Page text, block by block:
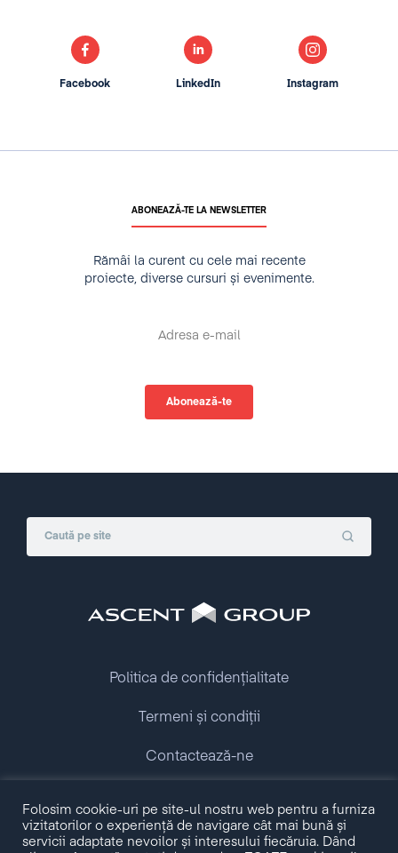
ABONEAZĂ-TE LA NEWSLETTER
Rămâi la curent cu cele mai recente
proiecte, diverse cursuri și evenimente.
Facebook LinkedIn Instagram
Copyright © 2009 - 2026 Ascent Group.
All rights reserved.
Politica de confidențialitate
Termeni și condiții
Contactează-ne
Folosim cookie-uri pe site-ul nostru web pentru a furniza
vizitatorilor o experiență de navigare cât mai bună și
servicii adaptate nevoilor și interesului fiecăruia. Dând